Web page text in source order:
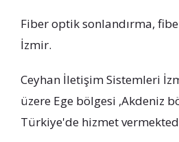
Fiber optik sonlandırma,
İzmir.
Ceyhan İletişim Sistemleri
üzere Ege bölgesi ,Akdeniz
Türkiye'de hizmet